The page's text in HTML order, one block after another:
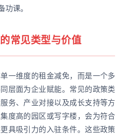
课。
常见类型与价值
一维度的租金减免，而是一个多
层面为企业赋能。常见的政策类
务、产业对接以及成长支持等方
度高的园区或写字楼，会为符合
具吸引力的入驻条件。这些政策